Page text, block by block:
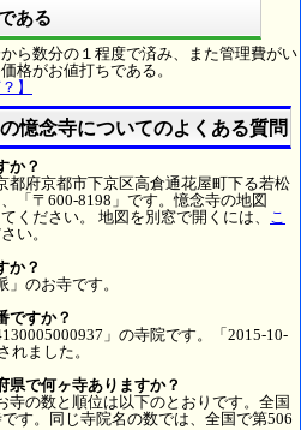
ある
ら数分の１程度で済み、また管理費がい
格がお値打ちである。
】
憶念寺についてのよくある質問
か？
都府京都市下京区高倉通花屋町下る若松
「〒600-8198」です。憶念寺の地図
てください。 地図を別窓で開くには、 こ
い。
か？
」のお寺です。
ですか？
」の寺院です。「2015-10-
れました。
県で何ヶ寺ありますか？
寺の数と順位は以下のとおりです。全国
す。同じ寺院名の数では、全国で第506